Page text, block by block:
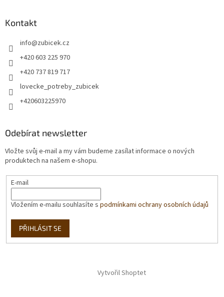
Kontakt
info@zubicek.cz
+420 603 225 970
+420 737 819 717
lovecke_potreby_zubicek
+420603225970
Odebírat newsletter
Vložte svůj e-mail a my vám budeme zasílat informace o nových
produktech na našem e-shopu.
E-mail
Vložením e-mailu souhlasíte s podmínkami ochrany osobních údajů
PŘIHLÁSIT SE
Vytvořil Shoptet